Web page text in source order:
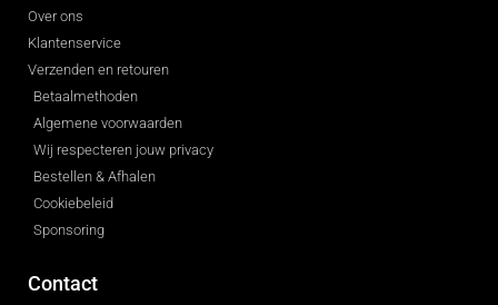
Over ons
Klantenservice
Verzenden en retouren
Betaalmethoden
Algemene voorwaarden
Wij respecteren jouw privacy
Bestellen & Afhalen
Cookiebeleid
Sponsoring
Contact